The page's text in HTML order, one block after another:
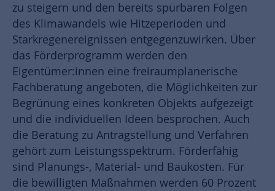
zu steigern und den bereits spürbaren Folgen
des Klimawandels wie Hitzeperioden und
Starkregenereignissen entgegenzuwirken. Über
das Förderprogramm werden den
Eigentümer:innen eine freiraumplanerische
Fachberatung angeboten, die Möglichkeiten zur
Begrünung eines konkreten Objekts aufgezeigt
und die individuellen Ideen besprochen. Auch
die Beratung zu Antragstellung und Verfahren
gehört zum Leistungsspektrum. Förderfähig
sind Planungs-, Material- und Baukosten. Für
die bewilligten Maßnahmen werden 60 Prozent